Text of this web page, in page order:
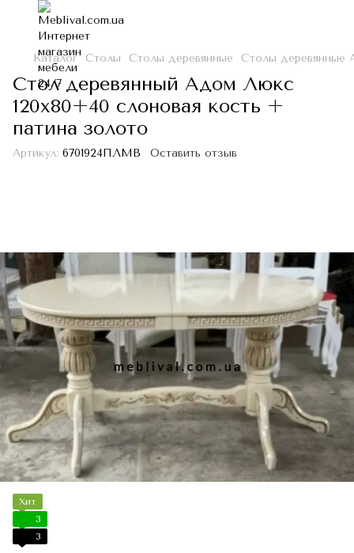
Каталог Столы Столы деревянные Столы деревянные
Стол деревянный Адом Люкс
120х80+40 слоновая кость +
патина золото
Артикул: 6701924ПЛМВ Оставить отзыв
Хит
3
3